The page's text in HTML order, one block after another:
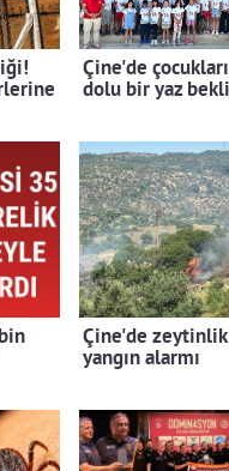
Çine'de
dolu bir yaz
Çine'de zeytinlik
yangın alarmı